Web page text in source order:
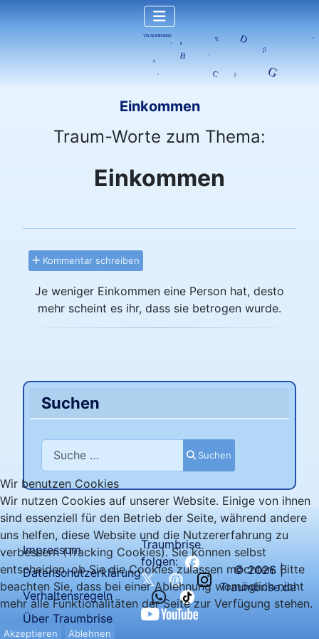
Einkommen
Traum-Worte zum Thema:
Einkommen
Kommentar schreiben
Je weniger Einkommen eine Person hat, desto
mehr scheint es ihr, dass sie betrogen wurde.
Suchen
Suchen
Suchen
Impressum
Datenschutzerklärung
Verhaltensregeln
Über Traumbrise
Traumbrise
folgen:
© 2026 |
Traumbrise.de
Wir benutzen Cookies
Wir nutzen Cookies auf unserer Website. Einige von ihnen
sind essenziell für den Betrieb der Seite, während andere
uns helfen, diese Website und die Nutzererfahrung zu
verbessern (Tracking Cookies). Sie können selbst
entscheiden, ob Sie die Cookies zulassen möchten. Bitte
beachten Sie, dass bei einer Ablehnung womöglich nicht
mehr alle Funktionalitäten der Seite zur Verfügung stehen.
Akzeptieren Ablehnen